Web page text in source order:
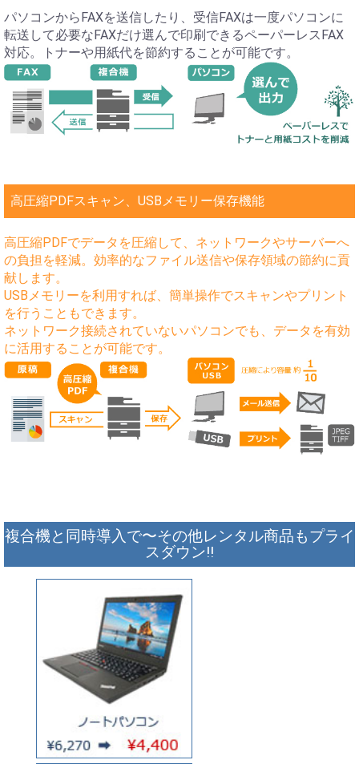
パソコンからFAXを送信したり、受信FAXは一度パソコンに
転送して必要なFAXだけ選んで印刷できるペーパーレスFAX
対応。トナーや用紙代を節約することが可能です。
高圧縮PDFスキャン、USBメモリー保存機能
高圧縮PDFでデータを圧縮して、ネットワークやサーバーへ
の負担を軽減。効率的なファイル送信や保存領域の節約に貢
献します。
USBメモリーを利用すれば、簡単操作でスキャンやプリント
を行うこともできます。
ネットワーク接続されていないパソコンでも、データを有効
に活用することが可能です。
複合機と同時導入で〜その他レンタル商品もプライ
スダウン!!